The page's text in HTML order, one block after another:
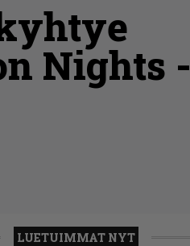
Nights -
LUETUIMMAT NYT